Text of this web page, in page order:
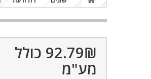
92.79₪‎ כולל
מע"מ